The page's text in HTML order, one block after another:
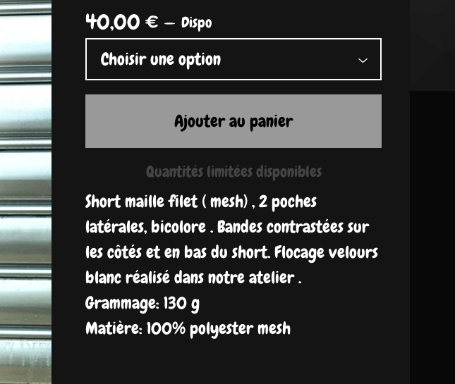
40,00 € — Dispo
Ajouter au panier
Quantités limitées disponibles
Short maille filet ( mesh) , 2 poches
latérales, bicolore . Bandes contrastées sur
les côtés et en bas du short. Flocage velours
blanc réalisé dans notre atelier .
Grammage: 130 g
Matière: 100% polyester mesh